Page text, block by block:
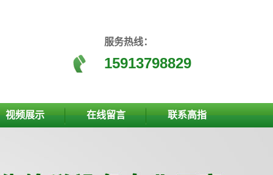
服务热线：
15913798829
视频展示 在线留言 联系高指